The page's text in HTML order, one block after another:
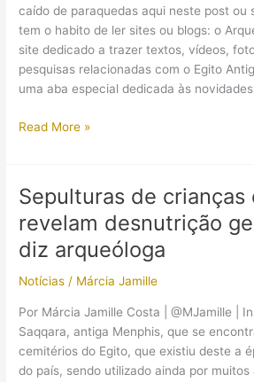
caído de paraquedas aqui neste post ou
tem o habito de ler sites ou blogs: o
site dedicado a trazer textos, vídeos,
pesquisas relacionadas com o Egito
uma aba especial dedicada às
As
arqueológicas
de
2017
sobre
o
Antigo
Read More »
Sepulturas de crianças
revelam desnutrição
diz arqueóloga
Notícias / Márcia Jamille
Por Márcia Jamille Costa | @MJamille |
Saqqara, antiga Menphis, que se
cemitérios do Egito, que existiu deste a
do país, sendo utilizado ainda por